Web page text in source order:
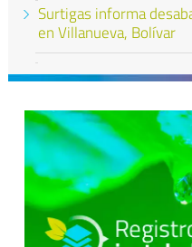
Surtigas informa
en Villanueva, Bolívar